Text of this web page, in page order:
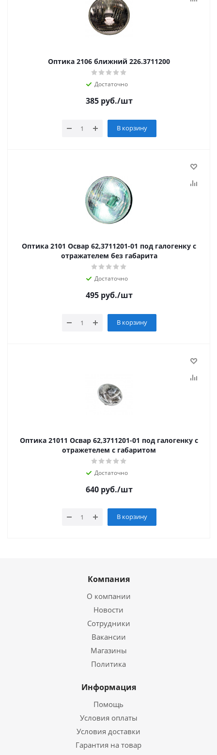
Оптика 2106 ближний 226.3711200
Достаточно
385руб./шт
В корзину
Оптика 2101 Освар 62,3711201-01 под галогенку с
отражателем без габарита
Достаточно
495руб./шт
В корзину
Оптика 21011 Освар 62,3711201-01 под галогенку с
отражетелем с габаритом
Достаточно
640руб./шт
В корзину
Компания
О компании
Новости
Сотрудники
Вакансии
Магазины
Политика
Информация
Помощь
Условия оплаты
Условия доставки
Гарантия на товар